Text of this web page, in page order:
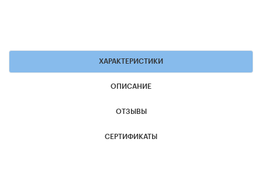
ХАРАКТЕРИСТИКИ
ОПИСАНИЕ
ОТЗЫВЫ
СЕРТИФИКАТЫ